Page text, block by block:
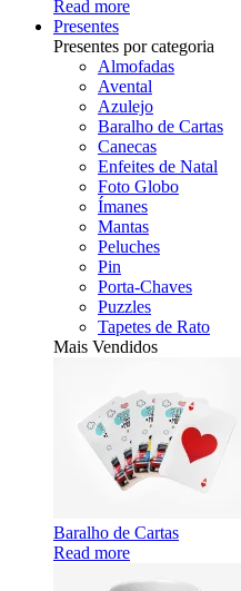
Read more
Presentes
Presentes por categoria
Almofadas
Avental
Azulejo
Baralho de Cartas
Canecas
Enfeites de Natal
Foto Globo
Ímanes
Mantas
Peluches
Pin
Porta-Chaves
Puzzles
Tapetes de Rato
Mais Vendidos
Baralho de Cartas
Read more